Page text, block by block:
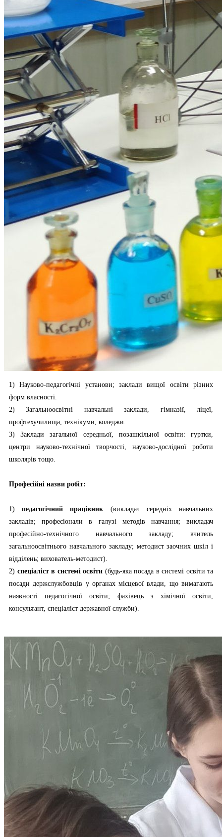
1) Науково-педагогічні установи; заклади вищої освіти різних
форм власності.
2) Загальноосвітні навчальні заклади, гімназії, ліцеї,
профтехучилища, технікуми, коледжи.
3) Заклади загальної середньої, позашкільної освіти: гуртки,
центри науково-технічної творчості, науково-дослідної роботи
школярів тощо.
Професійні назви робіт:
1)педагогічний працівник (викладач середніх навчальних
закладів; професіонали в галузі методів навчання; викладач
професійно-технічного навчального закладу; вчитель
загальноосвітнього навчального закладу; методист заочних шкіл і
відділень; вихователь-методист).
2) спеціаліст в системі освіти (будь-яка посада в системі освіти та
посади держслужбовців у органах місцевої влади, що вимагають
наявності педагогічної освіти; фахівець з хімічної освіти,
консультант, спеціаліст державної служби).